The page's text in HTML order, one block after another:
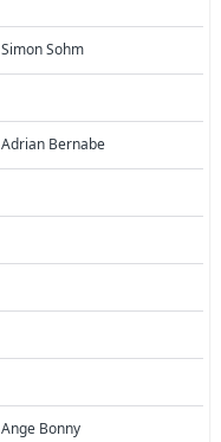
Simon Sohm
Adrian Bernabe
Ange Bonny